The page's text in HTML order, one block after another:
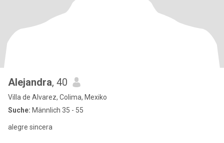
Alejandra, 40
Villa de Alvarez, Colima, Mexiko
Suche: Männlich 35 - 55
alegre sincera